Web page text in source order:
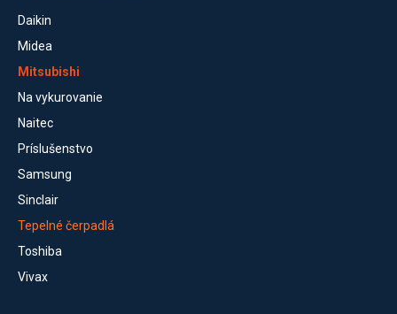
Daikin
Midea
Mitsubishi
Na vykurovanie
Naitec
Príslušenstvo
Samsung
Sinclair
Tepelné čerpadlá
Toshiba
Vivax